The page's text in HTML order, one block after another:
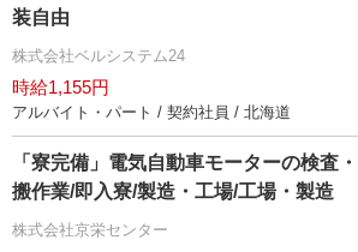
装自由
株式会社ベルシステム24
時給1,155円
アルバイト・パート / 契約社員 / 北海道
「寮完備」電気自動車モーターの検査
搬作業/即入寮/製造・工場/工場・製造
株式会社京栄センター